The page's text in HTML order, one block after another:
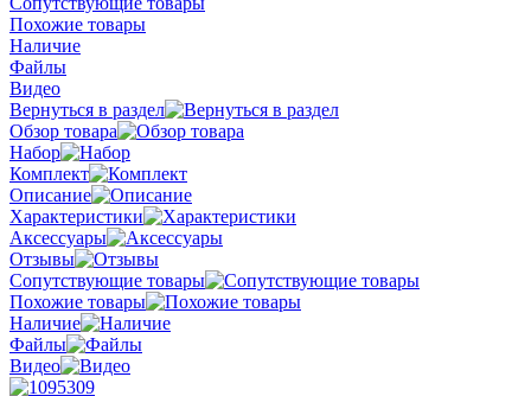
Похожие товары
Наличие
Файлы
Видео
Вернуться в раздел
Обзор товара
Набор
Комплект
Описание
Характеристики
Аксессуары
Отзывы
Сопутствующие товары
Похожие товары
Наличие
Файлы
Видео